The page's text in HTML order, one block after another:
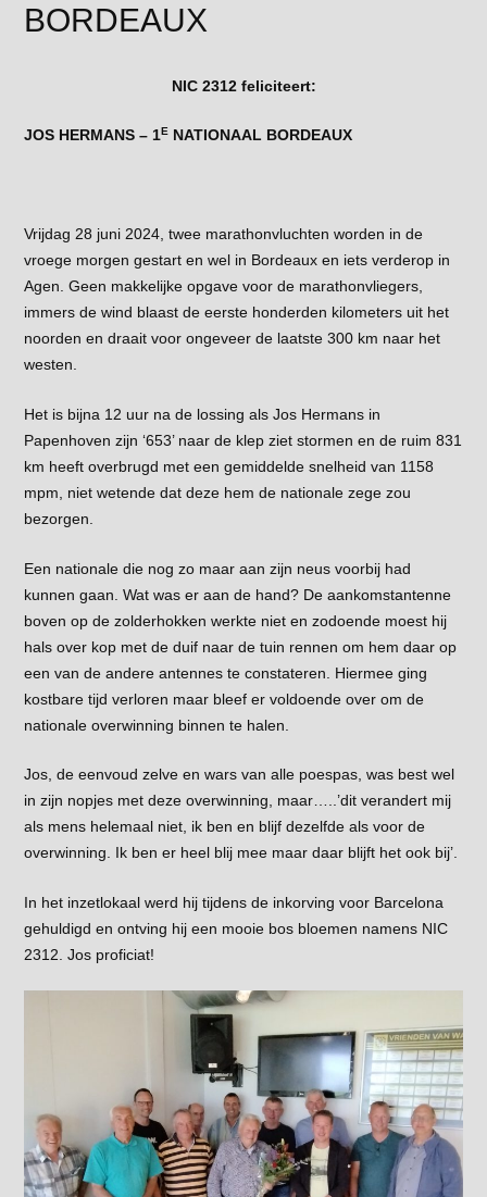
BORDEAUX
NIC 2312 feliciteert:
JOS HERMANS – 1ENATIONAAL BORDEAUX
Vrijdag 28 juni 2024, twee marathonvluchten worden in de
vroege morgen gestart en wel in Bordeaux en iets verderop in
Agen. Geen makkelijke opgave voor de marathonvliegers,
immers de wind blaast de eerste honderden kilometers uit het
noorden en draait voor ongeveer de laatste 300 km naar het
westen.
Het is bijna 12 uur na de lossing als Jos Hermans in
Papenhoven zijn ‘653’ naar de klep ziet stormen en de ruim 831
km heeft overbrugd met een gemiddelde snelheid van 1158
mpm, niet wetende dat deze hem de nationale zege zou
bezorgen.
Een nationale die nog zo maar aan zijn neus voorbij had
kunnen gaan. Wat was er aan de hand? De aankomstantenne
boven op de zolderhokken werkte niet en zodoende moest hij
hals over kop met de duif naar de tuin rennen om hem daar op
een van de andere antennes te constateren. Hiermee ging
kostbare tijd verloren maar bleef er voldoende over om de
nationale overwinning binnen te halen.
Jos, de eenvoud zelve en wars van alle poespas, was best wel
in zijn nopjes met deze overwinning, maar…..’dit verandert mij
als mens helemaal niet, ik ben en blijf dezelfde als voor de
overwinning. Ik ben er heel blij mee maar daar blijft het ook bij’.
In het inzetlokaal werd hij tijdens de inkorving voor Barcelona
gehuldigd en ontving hij een mooie bos bloemen namens NIC
2312. Jos proficiat!